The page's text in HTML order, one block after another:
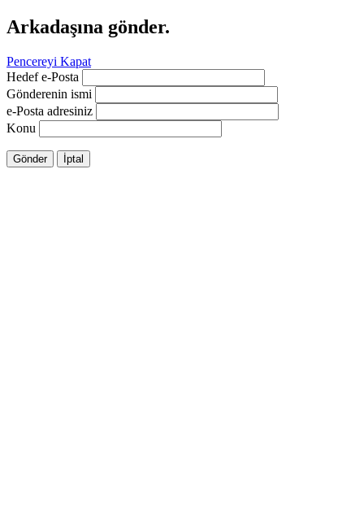
Arkadaşına gönder.
Pencereyi Kapat
Hedef e-Posta
Gönderenin ismi
e-Posta adresiniz
Konu
Gönder İptal